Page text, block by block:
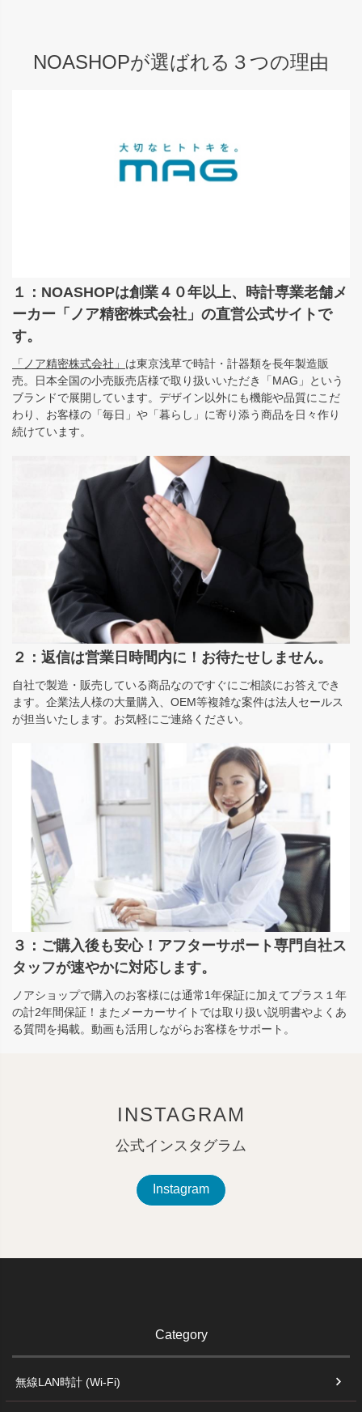
NOASHOPが選ばれる３つの理由
１：NOASHOPは創業４０年以上、時計専業老舗メ
ーカー「ノア精密株式会社」の直営公式サイトで
す。
「ノア精密株式会社」 は東京浅草で時計・計器類を長年製造販
売。日本全国の小売販売店様で取り扱いいただき「MAG」という
ブランドで展開しています。デザイン以外にも機能や品質にこだ
わり、お客様の「毎日」や「暮らし」に寄り添う商品を日々作り
続けています。
２：返信は営業日時間内に！お待たせしません。
自社で製造・販売している商品なのですぐにご相談にお答えでき
ます。企業法人様の大量購入、OEM等複雑な案件は法人セールス
が担当いたします。お気軽にご連絡ください。
３：ご購入後も安心！アフターサポート専門自社ス
タッフが速やかに対応します。
ノアショップで購入のお客様には通常1年保証に加えてプラス１年
の計2年間保証！またメーカーサイトでは取り扱い説明書やよくあ
る質問を掲載。動画も活用しながらお客様をサポート。
INSTAGRAM
公式インスタグラム
Instagram
Category
無線LAN時計 (Wi-Fi)